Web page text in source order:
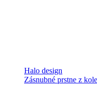
Halo design
Zásnubné prstne z